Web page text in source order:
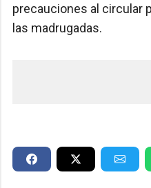
precauciones al circular
las madrugadas.